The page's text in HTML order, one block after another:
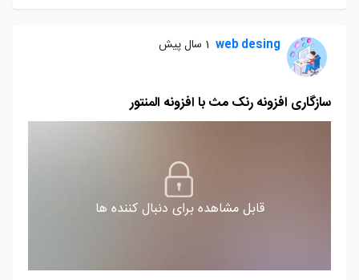
web desing 1 سال پیش
سازگاری افزونه رنک مث با افزونه المنتور
قابل مشاهده برای دنبال کننده ها